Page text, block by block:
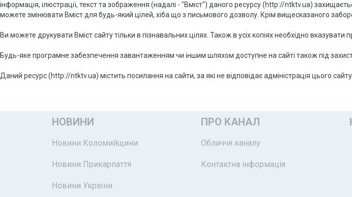
інформація, ілюстрації, текст та зображення (надалі - "Вміст") даного ресурсу (http://ntktv.ua)
можете змінювати Вміст для будь-який цілей, хіба що з письмового дозволу. Крім вищесказаного
Ви можете друкувати Вміст сайту тільки в пізнавальних цілях. Також в усіх копіях необхідно вказувати
Будь-яке програмне забезпечення завантаженням чи іншим шляхом доступне на сайті також під
Даний ресурс (http://ntktv.ua) містить посилання на сайти, за які не відповідає адміністрація цього
НОВИНИ
Новини Коломийщини
Новини Прикарпаття
Новини України
ПРО КАНАЛ
Обличчя каналу
Контактна інформація